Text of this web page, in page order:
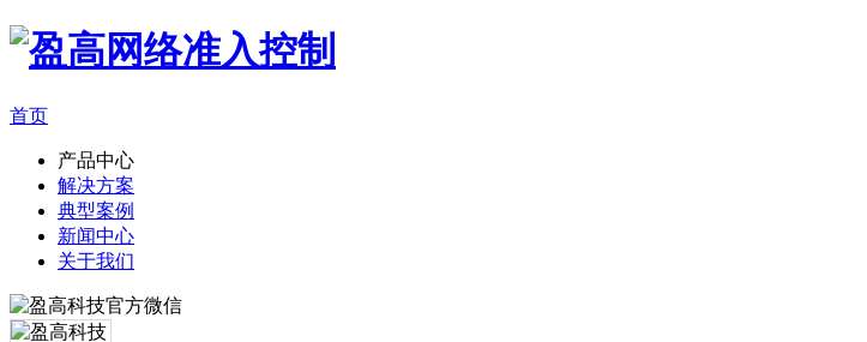
首页
产品中心
解决方案
典型案例
新闻中心
关于我们